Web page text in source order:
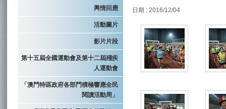
輿情回應
活動圖片
影片片段
第十五屆全國運動會及第十二屆殘疾
人運動會
「澳門特區政府各部門積極響應全民
閱讀活動周」
日期 : 2016/12/04